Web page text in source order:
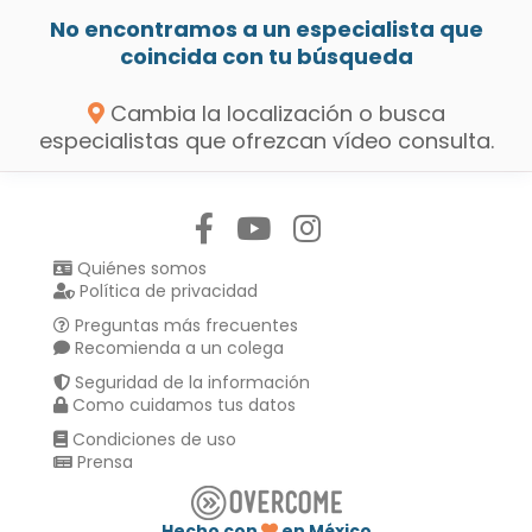
No encontramos a un especialista que
coincida con tu búsqueda
Cambia la localización o busca
especialistas que ofrezcan vídeo consulta.
Quiénes somos
Política de privacidad
Preguntas más frecuentes
Recomienda a un colega
Seguridad de la información
Como cuidamos tus datos
Condiciones de uso
Prensa